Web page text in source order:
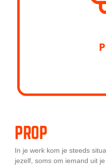
PROP
In je werk kom je steeds
jezelf, soms om iemand uit